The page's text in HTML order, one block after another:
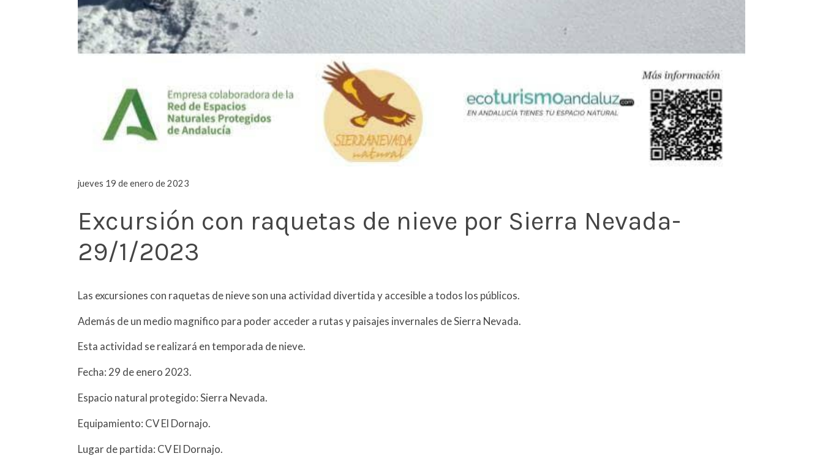
jueves 19 de enero de 2023
Excursión con raquetas de nieve por Sierra Nevada-
29/1/2023
Las excursiones con raquetas de nieve son una actividad divertida y accesible a todos los públicos.
Además de un medio magnifico para poder acceder a rutas y paisajes invernales de Sierra Nevada.
Esta actividad se realizará en temporada de nieve.
Fecha: 29 de enero 2023.
Espacio natural protegido: Sierra Nevada.
Equipamiento: CV El Dornajo.
Lugar de partida: CV El Dornajo.